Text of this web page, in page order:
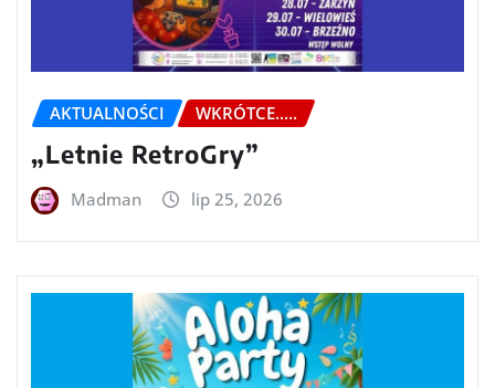
AKTUALNOŚCI WKRÓTCE.....
„Letnie RetroGry”
Madman lip 25, 2026